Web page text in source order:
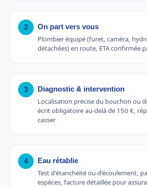
2 On part vers vous
Plombier équipé (furet, caméra,
détachées) en route, ETA confirmée
3 Diagnostic & intervention
Localisation précise du bouchon ou
écrit obligatoire au-delà de 150 €,
casser
4 Eau rétablie
Test d'étanchéité ou d'écoulement,
espèces, facture détaillée pour